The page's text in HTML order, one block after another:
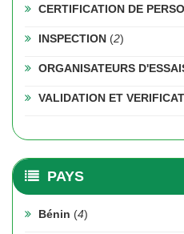
CERTIFICATION DE
INSPECTION (2)
ORGANISATEURS
VALIDATION ET
PAYS
Bénin (4)